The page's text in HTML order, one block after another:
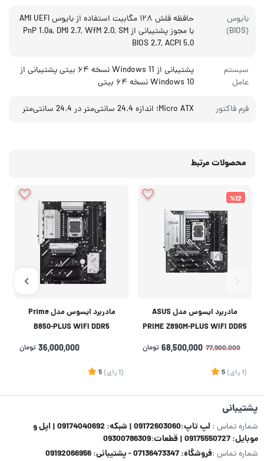
بایوس
(BIOS)
حافظه فلش ۱۲۸ مگابیت استفاده از بایوس AMI UEFI
با مجوز پشتیبانی از PnP 1.0a, DMI 2.7, WfM 2.0, SM
BIOS 2.7, ACPI 5.0
سیستم
عامل
پشتیبانی از Windows 11 نسخه ۶۴ بیتی پشتیبانی از
Windows 10 نسخه ۶۴ بیتی
فرم فاکتور Micro ATX؛ اندازه 24.4 سانتی‌متر در 24.4 سانتی‌متر
محصولات مرتبط
%12
مادربرد ایسوس مدل ASUS
PRIME Z890M-PLUS WIFI DDR5
77,900,000
68,500,000 تومان
(1 رای)
5
مادربرد ایسوس مدل Prime
B850-PLUS WIFI DDR5
36,000,000 تومان
(1 رای)
5
پشتیبانی
شماره تماس :
لپ تاپ:09172603060 | شبکه: 09174040692 | اپل و
موبایل: 09175550727 | قطعات:09300786309
شماره تماس :فروشگاه: 07136473347 - پشتیبانی: 09192066956